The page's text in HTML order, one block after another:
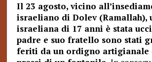
Il 23 agosto, vicino
israeliano di Dolev (Ramallah),
israeliana di 17 anni è stata
padre e suo fratello sono stati
feriti da un ordigno artigianale